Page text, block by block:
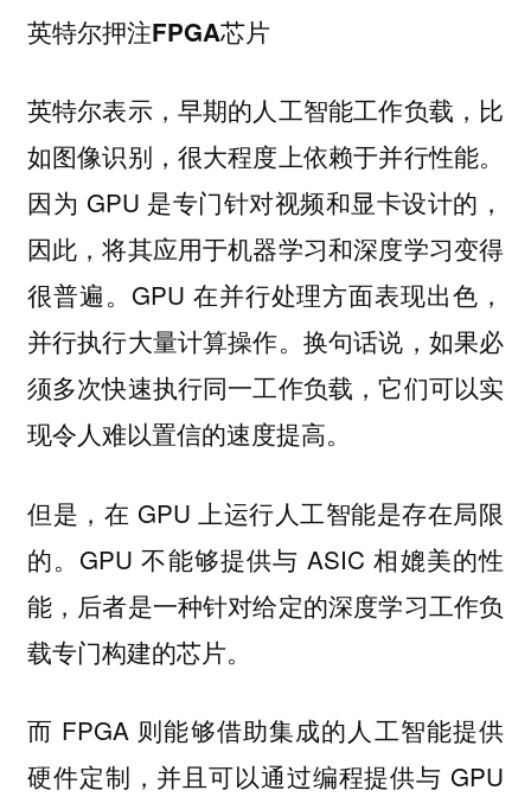
英特尔押注FPGA芯片
英特尔表示，早期的人工智能工作负载，比
如图像识别，很大程度上依赖于并行性能。
因为 GPU 是专门针对视频和显卡设计的，
因此，将其应用于机器学习和深度学习变得
很普遍。GPU 在并行处理方面表现出色，
并行执行大量计算操作。换句话说，如果必
须多次快速执行同一工作负载，它们可以实
现令人难以置信的速度提高。
但是，在 GPU 上运行人工智能是存在局限
的。GPU 不能够提供与 ASIC 相媲美的性
能，后者是一种针对给定的深度学习工作负
载专门构建的芯片。
而 FPGA 则能够借助集成的人工智能提供
硬件定制，并且可以通过编程提供与 GPU